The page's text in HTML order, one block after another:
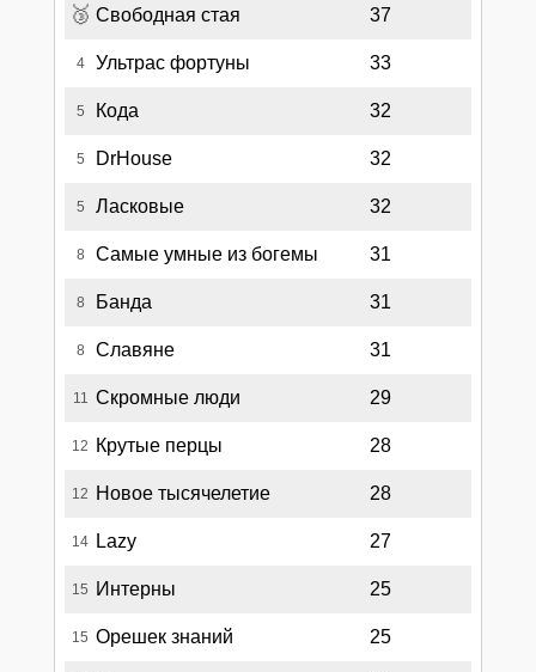
🥉 Свободная стая 37
4 Ультрас фортуны 33
5 Кода 32
5 DrHouse 32
5 Ласковые 32
8 Самые умные из богемы 31
8 Банда 31
8 Славяне 31
11 Скромные люди 29
12 Крутые перцы 28
12 Новое тысячелетие 28
14 Lazy 27
15 Интерны 25
15 Орешек знаний 25